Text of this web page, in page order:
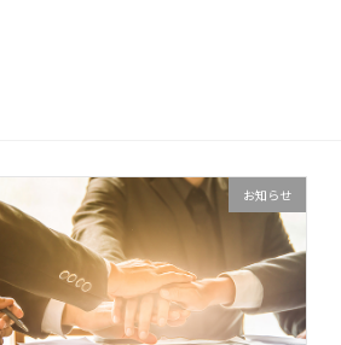
お知らせ